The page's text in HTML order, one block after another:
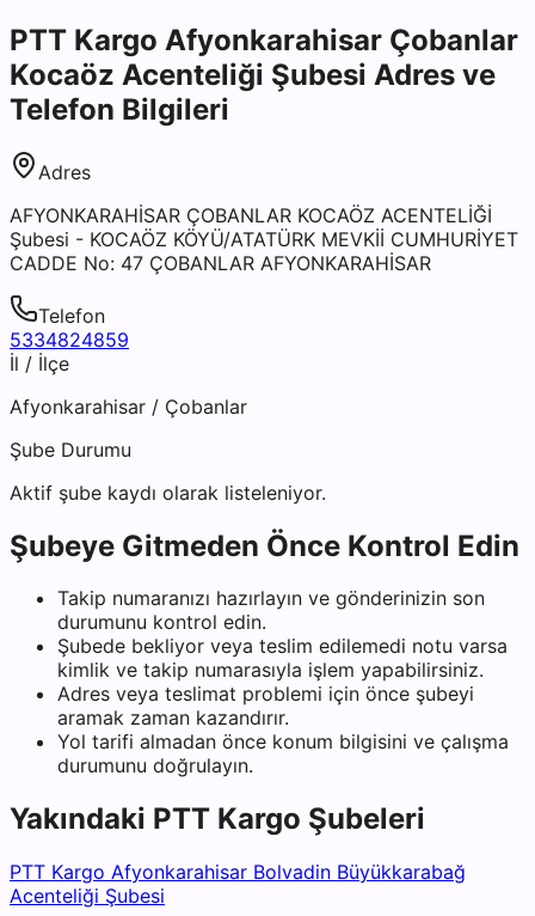
PTT Kargo Afyonkarahisar Çobanlar
Kocaöz Acenteliği Şubesi Adres ve
Telefon Bilgileri
Adres
AFYONKARAHİSAR ÇOBANLAR KOCAÖZ ACENTELİĞİ
Şubesi - KOCAÖZ KÖYÜ/ATATÜRK MEVKİİ CUMHURİYET
CADDE No: 47 ÇOBANLAR AFYONKARAHİSAR
Telefon
5334824859
İl / İlçe
Afyonkarahisar / Çobanlar
Şube Durumu
Aktif şube kaydı olarak listeleniyor.
Şubeye Gitmeden Önce Kontrol Edin
Takip numaranızı hazırlayın ve gönderinizin son
durumunu kontrol edin.
Şubede bekliyor veya teslim edilemedi notu varsa
kimlik ve takip numarasıyla işlem yapabilirsiniz.
Adres veya teslimat problemi için önce şubeyi
aramak zaman kazandırır.
Yol tarifi almadan önce konum bilgisini ve çalışma
durumunu doğrulayın.
Yakındaki PTT Kargo Şubeleri
PTT Kargo Afyonkarahisar Bolvadin Büyükkarabağ
Acenteliği Şubesi